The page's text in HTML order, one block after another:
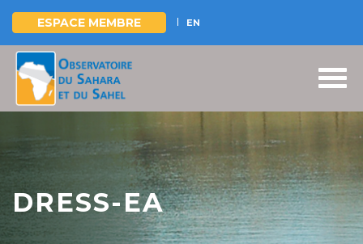
Aller
contenu
principal
ESPACE MEMBRE EN
DRESS-EA